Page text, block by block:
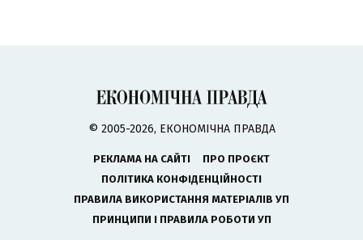
© 2005-2026, ЕКОНОМІЧНА ПРАВДА
РЕКЛАМА НА САЙТІ
ПРО ПРОЄКТ
ПОЛІТИКА КОНФІДЕНЦІЙНОСТІ
ПРАВИЛА ВИКОРИСТАННЯ МАТЕРІАЛІВ УП
ПРИНЦИПИ І ПРАВИЛА РОБОТИ УП